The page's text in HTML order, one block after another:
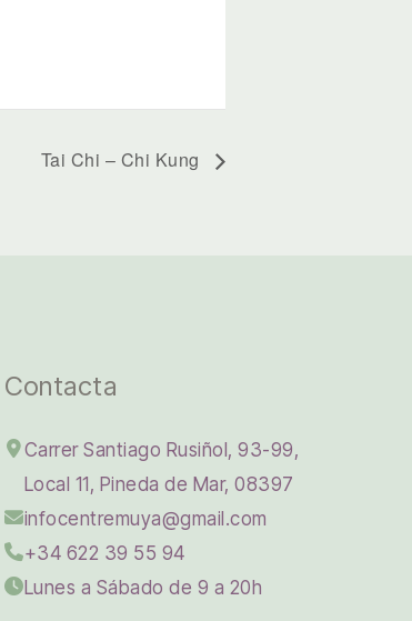
Tai Chi – Chi Kung
Contacta
Carrer Santiago Rusiñol, 93-99,
Local 11, Pineda de Mar, 08397
infocentremuya@gmail.com
+34 622 39 55 94
Lunes a Sábado de 9 a 20h